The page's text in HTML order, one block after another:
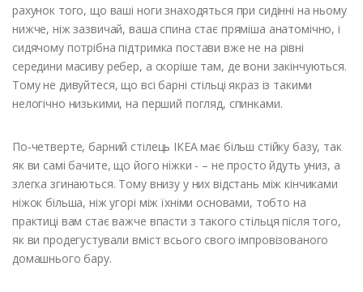
рахунок того, що ваші ноги знаходяться при сидінні на ньому
нижче, ніж зазвичай, ваша спина стає пряміша анатомічно, і
сидячому потрібна підтримка постави вже не на рівні
середини масиву ребер, а скоріше там, де вони закінчуються.
Тому не дивуйтеся, що всі барні стільці якраз із такими
нелогічно низькими, на перший погляд, спинками.
По-четверте, барний стілець ІКЕА має більш стійку базу, так
як ви самі бачите, що його ніжки - – не просто йдуть униз, а
злегка згинаються. Тому внизу у них відстань між кінчиками
ніжок більша, ніж угорі між їхніми основами, тобто на
практиці вам стає важче впасти з такого стільця після того,
як ви продегустували вміст всього свого імпровізованого
домашнього бару.